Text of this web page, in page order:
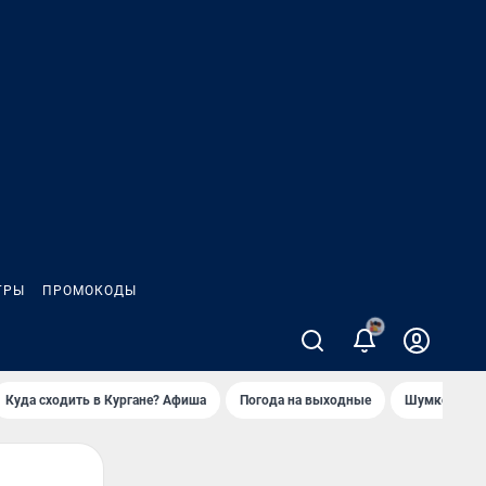
ПРОМОКОДЫ
Куда сходить в Кургане? Афиша Погода на выходные Шумков в